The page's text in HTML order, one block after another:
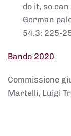
do it, so
German
54.3: 225-
Bando 2020
Commissione
Martelli, Luigi